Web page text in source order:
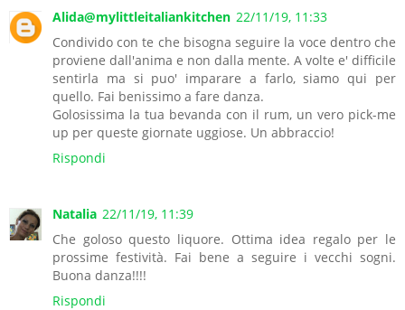
Alida@mylittleitaliankitchen 22/11/19, 11:33
Condivido con te che bisogna seguire la voce dentro che
proviene dall'anima e non dalla mente. A volte e' difficile
sentirla ma si puo' imparare a farlo, siamo qui per
quello. Fai benissimo a fare danza.
Golosissima la tua bevanda con il rum, un vero pick-me
up per queste giornate uggiose. Un abbraccio!
Rispondi
Natalia 22/11/19, 11:39
Che goloso questo liquore. Ottima idea regalo per le
prossime festività. Fai bene a seguire i vecchi sogni.
Buona danza!!!!
Rispondi